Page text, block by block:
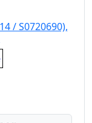
/ S0720690),